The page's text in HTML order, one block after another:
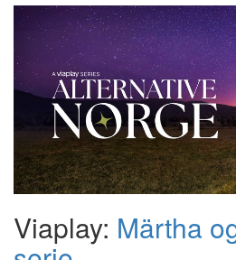
Viaplay: Märtha